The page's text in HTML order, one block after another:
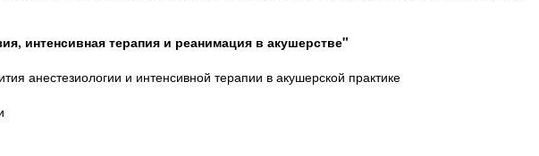
интенсивная терапия и реанимация в акушерстве"
анестезиологии и интенсивной терапии в акушерской практике